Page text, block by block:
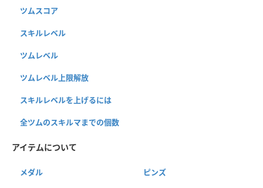
ツムスコア
スキルレベル
ツムレベル
ツムレベル上限解放
スキルレベルを上げるには
全ツムのスキルマまでの個数
アイテムについて
メダル ピンズ